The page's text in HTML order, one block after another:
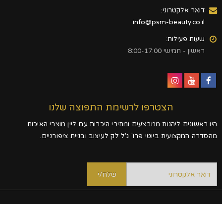
דואר אלקטרוני:
info@psm-beauty.co.il
שעות פעילות:
ראשון - חמישי 8:00-17:00
הצטרפו לרשימת התפוצה שלנו
היו ראשונים ליהנות ממבצעים ומחירי היכרות עם ליין מוצרי האיכות
מהסדרה המקצועית ביוטי פרו' ג'ל לק לעיצוב ובניית ציפורניים.